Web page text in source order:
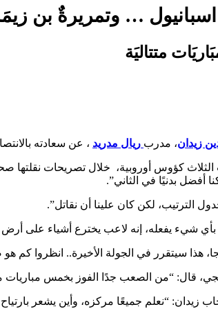
اسبانيول … وتمريرةٌ بن
متتاليَة
زيدان، مدرب ريال مدريد ، عن سعادته بالانتصار الصعب(1-
كؤوس أوروبية، خلال تصريحات نقلتها
أفضل بدنيًا في الثاني”.
الترتيب، لكن كان علينا أن نقاتل”.
شيء يفعله، إنه لاعب يخترع أشياء على
هذا سيتقرر في الجولة الأخيرة..
قال: “من الصعب جدًا الفوز بخمس مباريات
زيدان: “نعلم جميعًا مركزه، وأين يشعر